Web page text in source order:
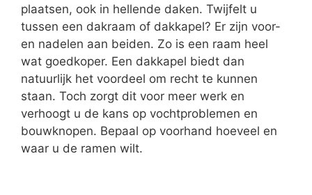
plaatsen, ook in hellende daken. Twijfelt u
tussen een dakraam of dakkapel? Er zijn voor-
en nadelen aan beiden. Zo is een raam heel
wat goedkoper. Een dakkapel biedt dan
natuurlijk het voordeel om recht te kunnen
staan. Toch zorgt dit voor meer werk en
verhoogt u de kans op vochtproblemen en
bouwknopen. Bepaal op voorhand hoeveel en
waar u de ramen wilt.